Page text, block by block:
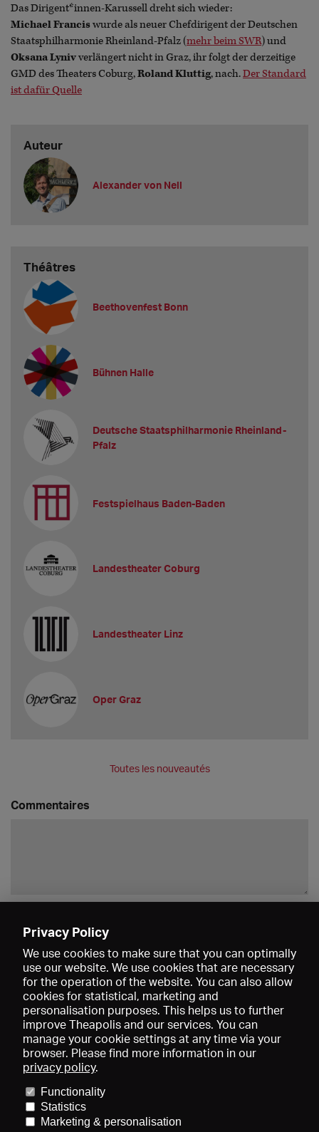
Das Dirigent*innen-Karussell dreht sich wieder:
Michael Franciswurde als neuer Chefdirigent der Deutschen
Staatsphilharmonie Rheinland-Pfalz (mehr beim SWR) und
Oksana Lynivverlängert nicht in Graz, ihr folgt der derzeitige
GMD des Theaters Coburg,Roland Kluttig, nach.Der Standard
ist dafür Quelle
Auteur
Alexander von Nell
Théâtres
Beethovenfest Bonn
Bühnen Halle
Deutsche Staatsphilharmonie Rheinland-
Pfalz
Festspielhaus Baden-Baden
Landestheater Coburg
Landestheater Linz
Oper Graz
Toutes les nouveautés
Commentaires
Données médiatiques
Conditions générales de vente
Contact
Aide Newsletter
Privacy Policy
We use cookies to make sure that you can optimally
use our website. We use cookies that are necessary
for the operation of the website. You can also allow
cookies for statistical, marketing and
personalisation purposes. This helps us to further
improve Theapolis and our services. You can
manage your cookie settings at any time via your
browser. Please find more information in our
privacy policy.
Functionality
Statistics
Marketing & personalisation